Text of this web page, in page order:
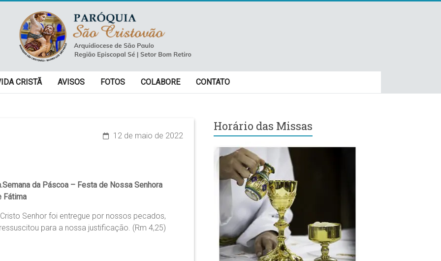
CRISTÃ AVISOS FOTOS COLABORE CONTATO
12 de maio de 2022
da Páscoa – Festa de Nossa Senhora
Fátima
Senhor foi entregue por nossos pecados,
para a nossa justificação. (Rm 4,25)
Horário das Missas